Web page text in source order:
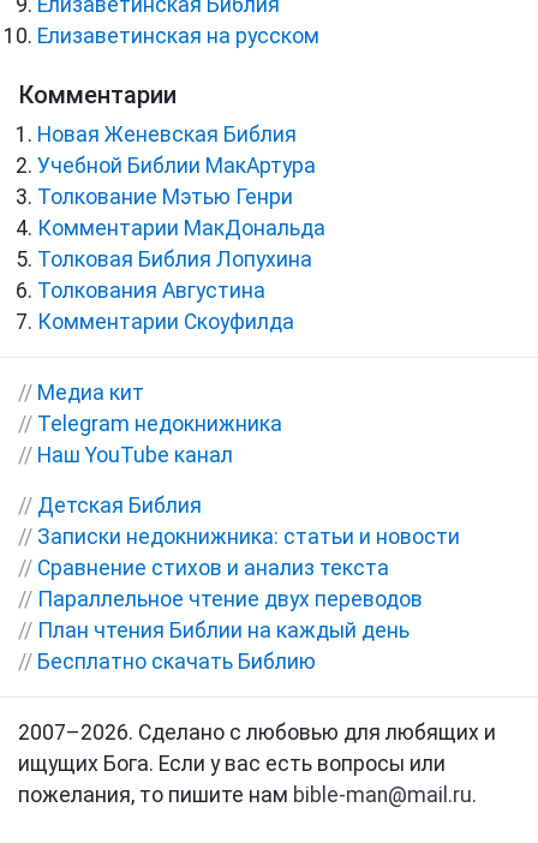
Елизаветинская Библия
Елизаветинская на русском
Комментарии
Новая Женевская Библия
Учебной Библии МакАртура
Толкование Мэтью Генри
Комментарии МакДональда
Толковая Библия Лопухина
Толкования Августина
Комментарии Скоуфилда
// Медиа кит
// Telegram недокнижника
// Наш YouTube канал
// Детская Библия
// Записки недокнижника: статьи и новости
// Сравнение стихов и анализ текста
// Параллельное чтение двух переводов
// План чтения Библии на каждый день
// Бесплатно скачать Библию
2007–2026. Сделано с любовью для любящих и
ищущих Бога. Если у вас есть вопросы или
пожелания, то пишите нам bible-man@mail.ru.